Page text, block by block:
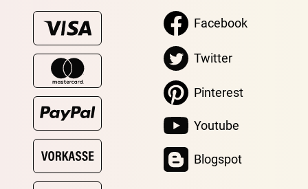
Facebook
Twitter
Pinterest
Youtube
Blogspot